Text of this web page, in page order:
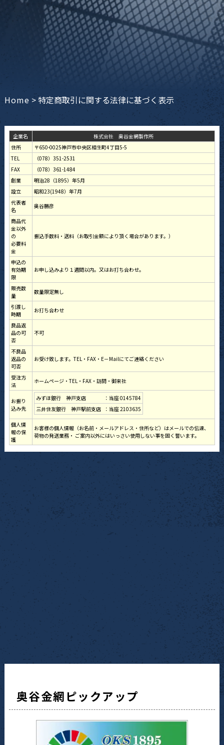
Home > 特定商取引に関する法律に基づく表示
企業名
株式会社 奥谷金網製作所
住所
〒650-0025神戸市中央区相生町4丁目5-5
TEL
（078）351-2531
FAX
（078）361-1484
創業
明治28（1895）年5月
設立
昭和23(1948）年7月
代表者
名
奥谷勝彦
商品代
金以外
の
必要料
金
振込手数料・送料（お取引金額により頂く場合があります。）
申込の
有効期
限
お申し込みより１週間以内。又はお打ち合わせ。
販売数
量
数量限定無し
引渡し
時期
お打ち合わせ
良品返
品の可
否
不可
不良品
返品の
可否
お受け致します。TEL・FAX・E－Mailにてご連絡ください
受注方
法
ホームページ・TEL・FAX・訪問・御来社
お振り
込み先
みずほ銀行 神戸支店
：当座 0145784
三井住友銀行 神戸駅前支店
：当座 2103635
個人情
報の保
護
お客様の個人情報（お名前・メールアドレス・住所など）はメールでの伝達、
荷物の発送業務・ ご案内以外にはいっさい使用しない事を固く誓います。
奥谷金網ピックアップ